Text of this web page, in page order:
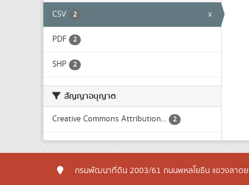
CSV 2 x
PDF 2
SHP 2
สัญญาอนุญาต
Creative Commons Attribution... 2
กรมพัฒนาที่ดิน 2003/61 ถนนพหลโยธิน แขวงลาดย